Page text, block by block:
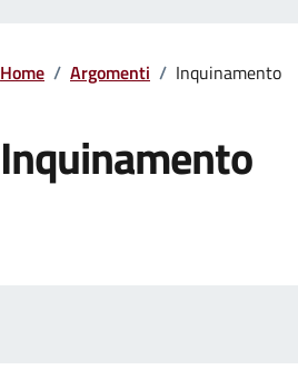
Home / Argomenti / Inquinamento
Inquinamento